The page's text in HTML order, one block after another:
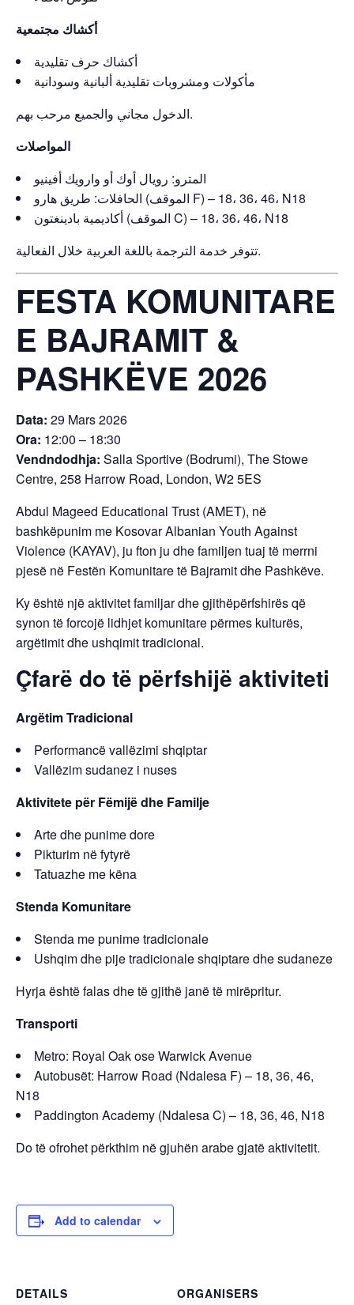
أكشاك مجتمعية
أكشاك حرف تقليدية
مأكولات ومشروبات تقليدية ألبانية وسودانية
الدخول مجاني والجميع مرحب بهم.
المواصلات
المترو: رويال أوك أو وارويك أفينيو
الحافلات: طريق هارو (الموقف F) – 18، 36، 46، N18
أكاديمية بادينغتون (الموقف C) – 18، 36، 46، N18
تتوفر خدمة الترجمة باللغة العربية خلال الفعالية.
FESTA KOMUNITARE
E BAJRAMIT &
PASHKËVE 2026
Data: 29 Mars 2026
Ora: 12:00 – 18:30
Vendndodhja: Salla Sportive (Bodrumi), The Stowe
Centre, 258 Harrow Road, London, W2 5ES
Abdul Mageed Educational Trust (AMET), në
bashkëpunim me Kosovar Albanian Youth Against
Violence (KAYAV), ju fton ju dhe familjen tuaj të merrni
pjesë në Festën Komunitare të Bajramit dhe Pashkëve.
Ky është një aktivitet familjar dhe gjithëpërfshirës që
synon të forcojë lidhjet komunitare përmes kulturës,
argëtimit dhe ushqimit tradicional.
Çfarë do të përfshijë aktiviteti
Argëtim Tradicional
Performancë vallëzimi shqiptar
Vallëzim sudanez i nuses
Aktivitete për Fëmijë dhe Familje
Arte dhe punime dore
Pikturim në fytyrë
Tatuazhe me këna
Stenda Komunitare
Stenda me punime tradicionale
Ushqim dhe pije tradicionale shqiptare dhe sudaneze
Hyrja është falas dhe të gjithë janë të mirëpritur.
Transporti
Metro: Royal Oak ose Warwick Avenue
Autobusët: Harrow Road (Ndalesa F) – 18, 36, 46,
N18
Paddington Academy (Ndalesa C) – 18, 36, 46, N18
Do të ofrohet përkthim në gjuhën arabe gjatë aktivitetit.
Add to calendar
DETAILS
ORGANISERS